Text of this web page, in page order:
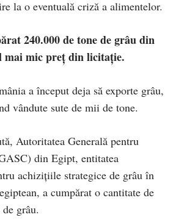
la o eventuală criză a alimentelor.
240.000 de tone de grâu din
mai mic preț din licitație.
a început deja să exporte grâu,
vândute sute de mii de tone.
Autoritatea Generală pentru
din Egipt, entitatea
achiziţiile strategice de grâu în
a cumpărat o cantitate de
grâu.